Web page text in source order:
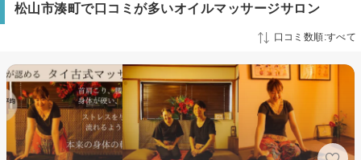
松山市湊町で口コミが多いオイルマッサージサロン
口コミ数順:すべて